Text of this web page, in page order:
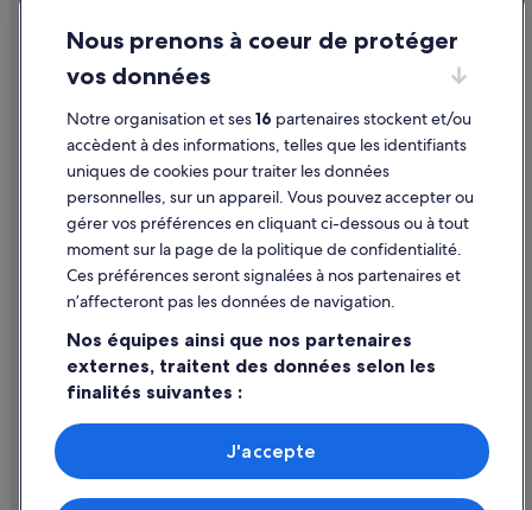
Mentions légales / Nous contacter
Directives de contenu et signalement de contenus
Aide
Assistance
Annuler votre vol
Annuler une réservation d'hôtel ou de location de vacances
Délais de remboursement
Documents de voyage internationaux
Parmi les moyens de paiement acceptés sur expedia.fr figurent :
American Express, Diner’s Club International, Mastercard, Visa, Visa
Nous prenons à coeur de protéger
vos données
Notre organisation et ses16 partenaires stockent et/ou
accèdent à des informations, telles que les identifiants
uniques de cookies pour traiter les données
personnelles, sur un appareil. Vous pouvez accepter ou
gérer vos préférences en cliquant ci-dessous ou à tout
moment sur la page de la politique de confidentialité.
Ces préférences seront signalées à nos partenaires et
n’affecteront pas les données de navigation.
Nos équipes ainsi que nos partenaires
externes, traitent des données selon les
finalités suivantes :
Utiliser des données de géolocalisation précises. Analyser
activement les caractéristiques de l’appareil pour
l’identification. Stocker et/ou accéder à des informations
J'accepte